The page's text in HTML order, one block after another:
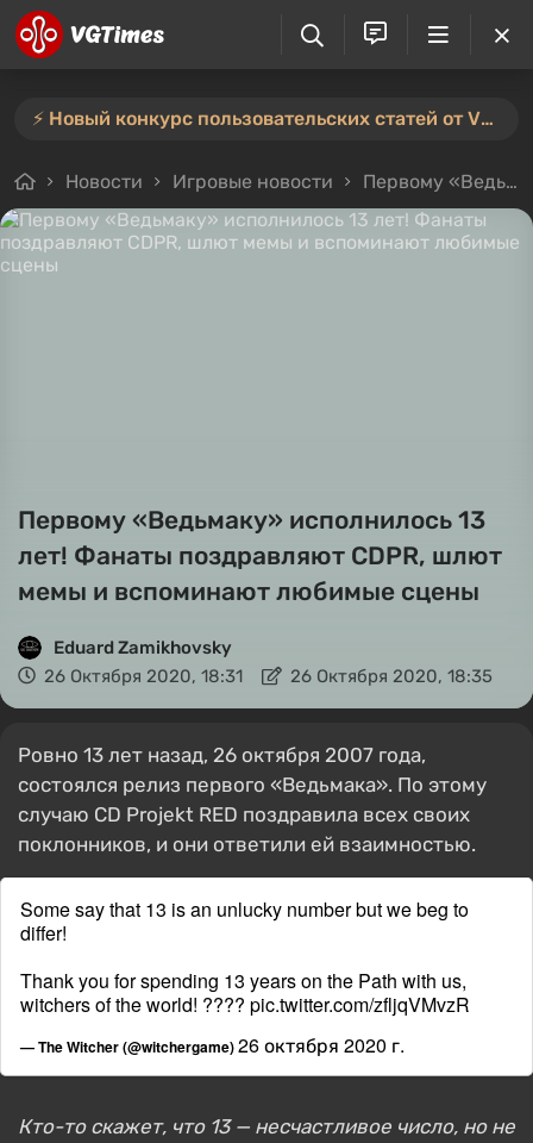
⚡️ Новый конкурс пользовательских статей от VGTimes — участвуйте тут ⚡️
Новости Игровые новости Первому «Ведьмаку» исполнилось 13 лет! Фанаты поздравляют CDPR, шлют мемы и вспоминают любимые сцены
Первому «Ведьмаку» исполнилось 13
лет! Фанаты поздравляют CDPR, шлют
мемы и вспоминают любимые сцены
Eduard Zamikhovsky
26 Октября 2020, 18:31
26 Октября 2020, 18:35
Ровно 13 лет назад, 26 октября 2007 года,
состоялся релиз первого «Ведьмака». По этому
случаю CD Projekt RED поздравила всех своих
поклонников, и они ответили ей взаимностью.
Some say that 13 is an unlucky number but we beg to
differ!
Thank you for spending 13 years on the Path with us,
witchers of the world! ???? pic.twitter.com/zfljqVMvzR
— The Witcher (@witchergame)26 октября 2020 г.
Кто-то скажет, что 13 — несчастливое число, но не